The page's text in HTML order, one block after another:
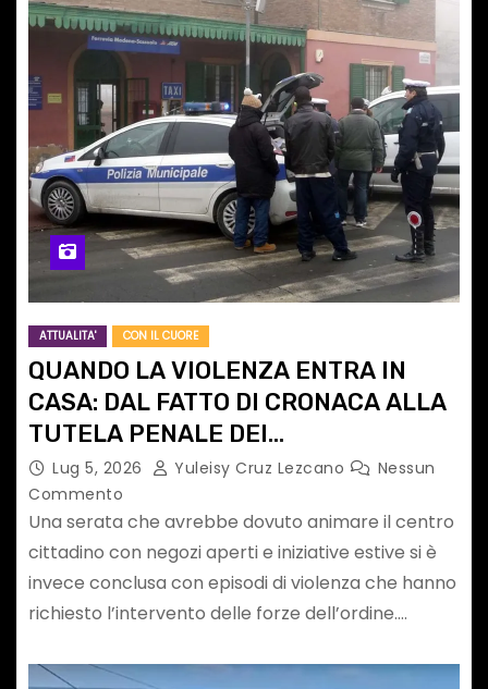
ATTUALITA' CON IL CUORE
QUANDO LA VIOLENZA ENTRA IN
CASA: DAL FATTO DI CRONACA ALLA
TUTELA PENALE DEI
MALTRATTAMENTI IN FAMIGLIA
Lug 5, 2026 Yuleisy Cruz Lezcano
Nessun
Commento
Una serata che avrebbe dovuto animare il centro
cittadino con negozi aperti e iniziative estive si è
invece conclusa con episodi di violenza che hanno
richiesto l’intervento delle forze dell’ordine.…